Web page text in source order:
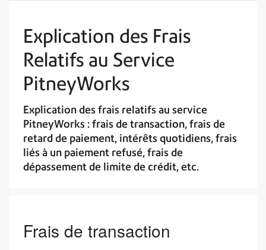
Explication des Frais
Relatifs au Service
PitneyWorks
Explication des frais relatifs au service
PitneyWorks : frais de transaction, frais de
retard de paiement, intérêts quotidiens, frais
liés à un paiement refusé, frais de
dépassement de limite de crédit, etc.
Frais de transaction